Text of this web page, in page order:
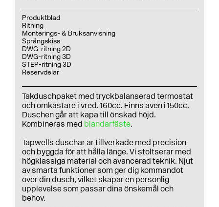
Produktblad
Ritning
Monterings- & Bruksanvisning
Sprängskiss
DWG-ritning 2D
DWG-ritning 3D
STEP-ritning 3D
Reservdelar
Takduschpaket med tryckbalanserad termostat
och omkastare i vred. 160cc. Finns även i 150cc.
Duschen går att kapa till önskad höjd.
Kombineras med blandarfäste.
Tapwells duschar är tillverkade med precision
och byggda för att hålla länge. Vi stoltserar med
högklassiga material och avancerad teknik. Njut
av smarta funktioner som ger dig kommandot
över din dusch, vilket skapar en personlig
upplevelse som passar dina önskemål och
behov.